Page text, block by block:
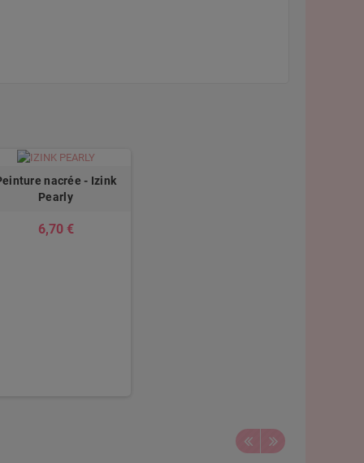
nacrée - Izink
Pearly
6,70 €